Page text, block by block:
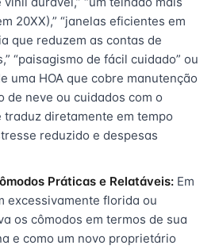
20XX),” “janelas eficientes em
que reduzem as contas de
“paisagismo de fácil cuidado” ou
uma HOA que cobre manutenção
de neve ou cuidados com o
traduz diretamente em tempo
reduzido e despesas
Práticas e Relatáveis: Em
excessivamente florida ou
os cômodos em termos de sua
e como um novo proprietário